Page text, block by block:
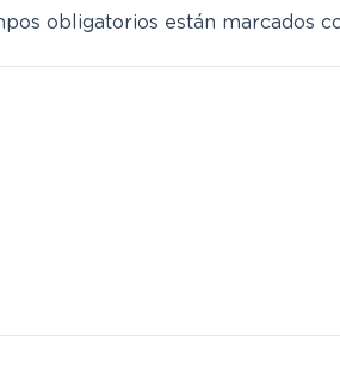
obligatorios están marcados